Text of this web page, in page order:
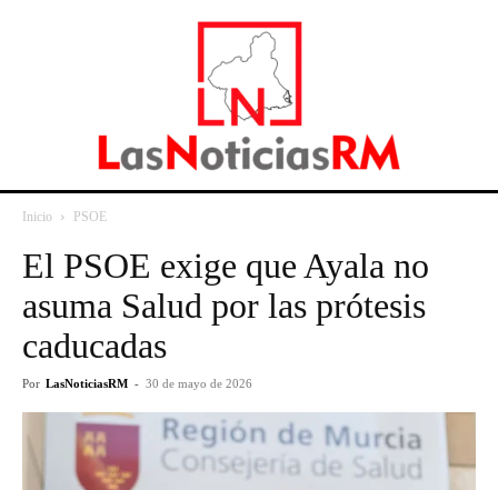
Inicio PSOE
El PSOE exige que Ayala no
asuma Salud por las prótesis
caducadas
Por LasNoticiasRM - 30 de mayo de 2026